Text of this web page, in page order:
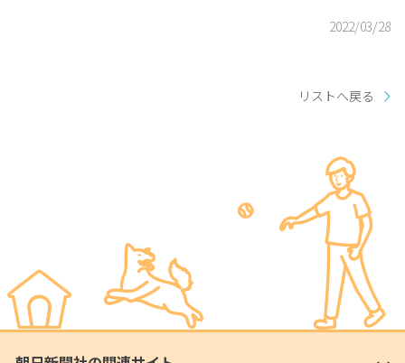
2022/03/28
リストへ戻る